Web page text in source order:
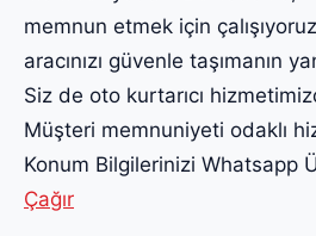
memnun etmek için
aracınızı güvenle taşımanın
Siz de oto kurtarıcı
Müşteri memnuniyeti odaklı
Konum Bilgilerinizi Whatsapp
Çağır